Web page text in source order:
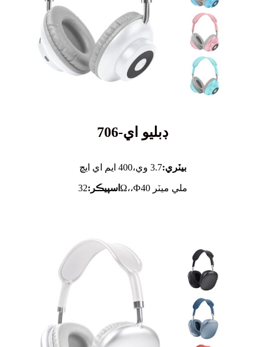
ڊبليو اي-706
بيٽري:3.7 وي، 400 ايم اي ايڇ
اسپيڪر: 32Ω،،Ф40 ملي ميٽر